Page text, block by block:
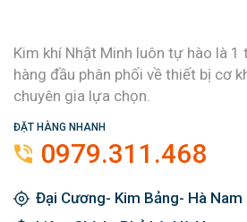
Kim khí Nhật Minh luôn tự hào là 1
hàng đầu phân phối về thiết bị cơ
chuyên gia lựa chọn.